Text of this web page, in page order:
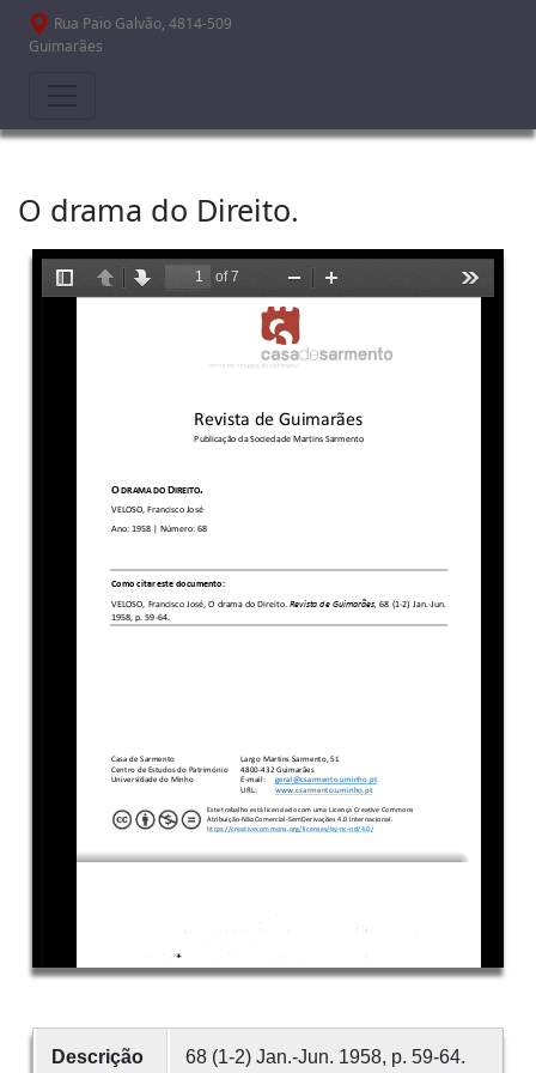
Passar para o conteúdo principal
Rua Paio Galvão, 4814-509
Guimarães
O drama do Direito.
Descrição 68 (1-2) Jan.-Jun. 1958, p. 59-64.